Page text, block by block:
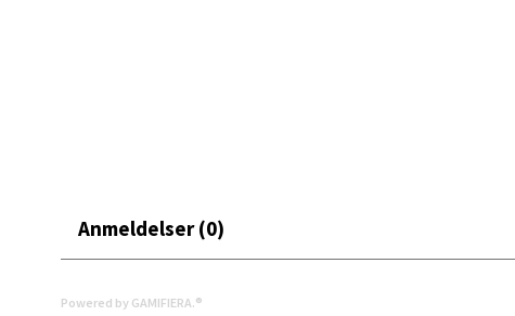
Anmeldelser (0)
Powered by GAMIFIERA.®